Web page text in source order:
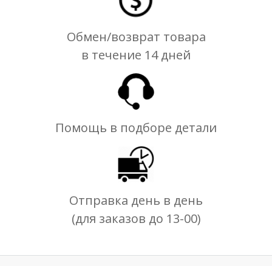
Обмен/возврат товара
в течение 14 дней
Помощь в подборе детали
Отправка день в день
(для заказов до 13-00)